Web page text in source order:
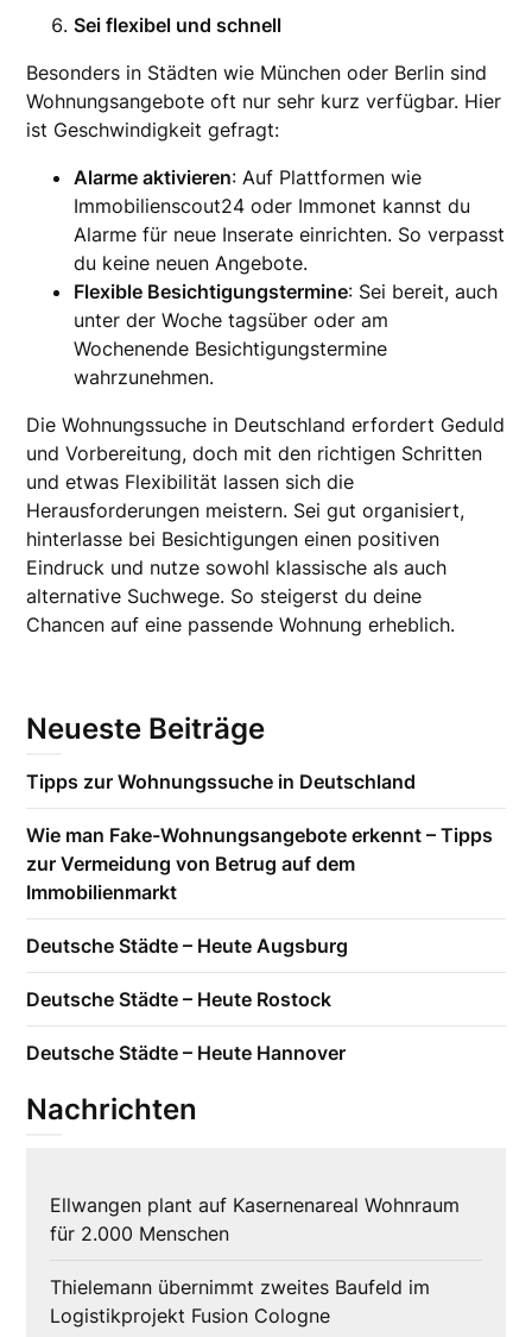
Sei flexibel und schnell
Besonders in Städten wie München oder Berlin sind
Wohnungsangebote oft nur sehr kurz verfügbar. Hier
ist Geschwindigkeit gefragt:
Alarme aktivieren: Auf Plattformen wie
Immobilienscout24 oder Immonet kannst du
Alarme für neue Inserate einrichten. So verpasst
du keine neuen Angebote.
Flexible Besichtigungstermine: Sei bereit, auch
unter der Woche tagsüber oder am
Wochenende Besichtigungstermine
wahrzunehmen.
Die Wohnungssuche in Deutschland erfordert Geduld
und Vorbereitung, doch mit den richtigen Schritten
und etwas Flexibilität lassen sich die
Herausforderungen meistern. Sei gut organisiert,
hinterlasse bei Besichtigungen einen positiven
Eindruck und nutze sowohl klassische als auch
alternative Suchwege. So steigerst du deine
Chancen auf eine passende Wohnung erheblich.
Neueste Beiträge
Tipps zur Wohnungssuche in Deutschland
Wie man Fake-Wohnungsangebote erkennt – Tipps
zur Vermeidung von Betrug auf dem
Immobilienmarkt
Deutsche Städte – Heute Augsburg
Deutsche Städte – Heute Rostock
Deutsche Städte – Heute Hannover
Nachrichten
Ellwangen plant auf Kasernenareal Wohnraum
für 2.000 Menschen
Thielemann übernimmt zweites Baufeld im
Logistikprojekt Fusion Cologne